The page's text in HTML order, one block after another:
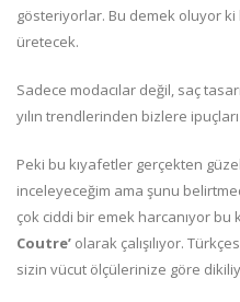
gösteriyorlar. Bu demek oluyor ki
üretecek.
Sadece modacılar değil, saç
yılın trendlerinden bizlere
Peki bu kıyafetler gerçekten
inceleyeceğim ama şunu
çok ciddi bir emek harcanıyor bu
Coutre’ olarak çalışılıyor.
sizin vücut ölçülerinize göre